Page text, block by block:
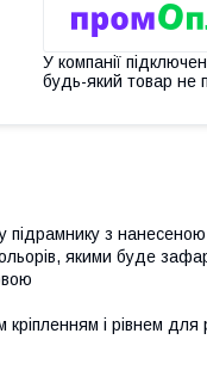
У компанії
будь-який товар не
підрамнику з
якими буде
і рівнем для